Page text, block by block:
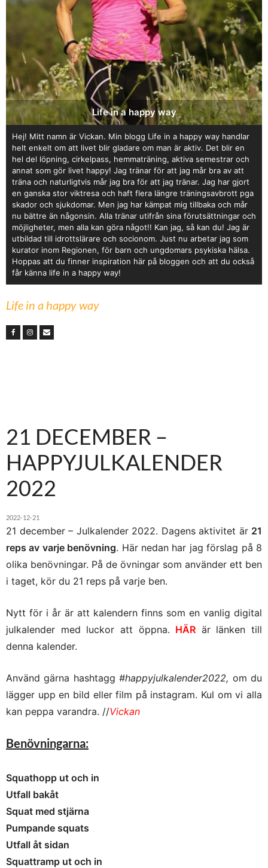
Life in a happy way
Hej! Mitt namn är Vickan. Min blogg Life in a happy way handlar
helt enkelt om att livet blir gladare om man är aktiv. Det blir en
hel del löpning, cirkelpass, hemmaträning, aktiva semestrar och
annat som gör livet happy! Jag tränar för att jag mår bra av att
träna och naturligtvis mår jag bra för att jag tränar. Jag har gjort
en ganska stor viktresa och haft flera längre träningsavbrott pga
skador och sjukdomar. Men jag har kämpat mig tillbaka och mår
nu bättre än någonsin. Alla tränar utifrån sina förutsättningar och
möjligheter, men alla kan göra något!! Kan jag, så kan du! Jag är
utbildad till idrottslärare och socionom. Just nu arbetar jag som
kurator inom Regionen, för barn och ungdomars psykiska hälsa.
Hoppas att du finner inspiration här på bloggen och att du också
får känna life in a happy way!
Life in a happy way
21 DECEMBER –
HAPPYJULKALENDER
2022
2022-12-21
21 december – Julkalender 2022. Dagens aktivitet är 21
reps av varje benövning. Här nedan har jag förslag på 8
olika benövningar. På de övningar som använder ett ben
i taget, kör du 21 reps på varje ben.
Nytt för i år är att kalendern finns som en vanlig digital
julkalender med luckor att öppna. HÄR är länken till
denna kalender.
Använd gärna hashtagg#happyjulkalender2022, om du
lägger upp en bild eller film på instagram. Kul om vi alla
kan peppa varandra. //Vickan
Benövningarna:
Squathopp ut och in
Utfall bakåt
Squat med stjärna
Pumpande squats
Utfall åt sidan
Squattramp ut och in